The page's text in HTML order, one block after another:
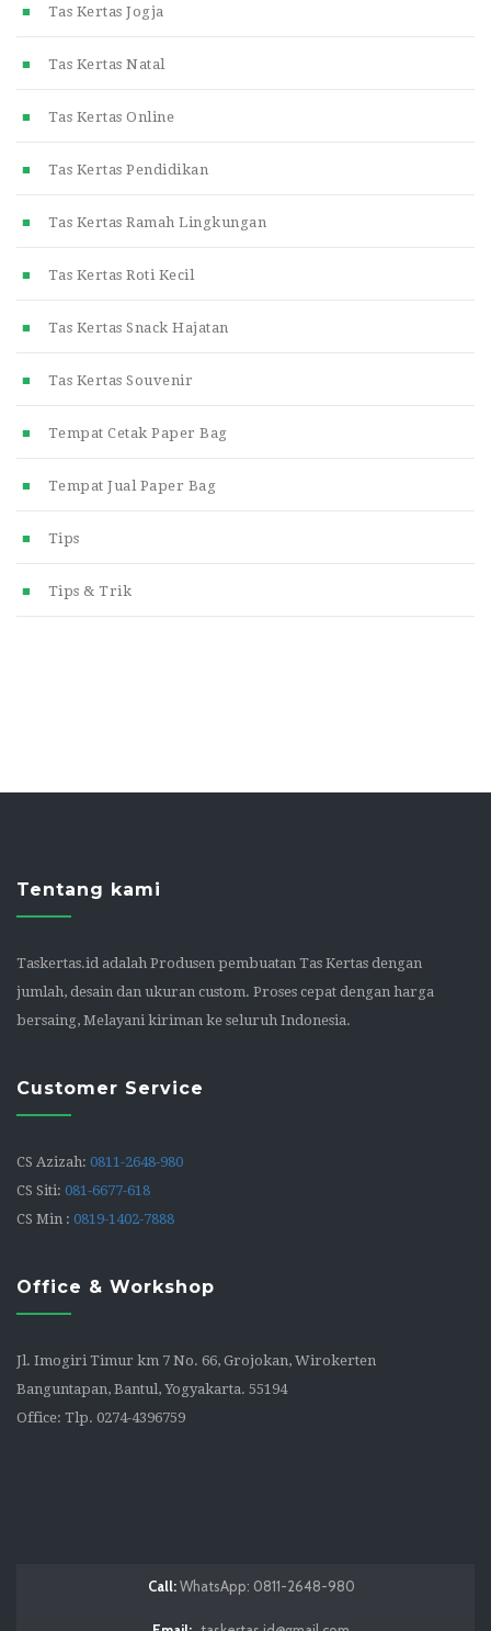
Tas Kertas Jogja
Tas Kertas Natal
Tas Kertas Online
Tas Kertas Pendidikan
Tas Kertas Ramah Lingkungan
Tas Kertas Roti Kecil
Tas Kertas Snack Hajatan
Tas Kertas Souvenir
Tempat Cetak Paper Bag
Tempat Jual Paper Bag
Tips
Tips & Trik
Tentang kami
Taskertas.id adalah Produsen pembuatan Tas Kertas dengan
jumlah, desain dan ukuran custom. Proses cepat dengan harga
bersaing, Melayani kiriman ke seluruh Indonesia.
Customer Service
CS Azizah: 0811-2648-980
CS Siti: 081-6677-618
CS Min : 0819-1402-7888
Office & Workshop
Jl. Imogiri Timur km 7 No. 66, Grojokan, Wirokerten
Banguntapan, Bantul, Yogyakarta. 55194
Office: Tlp. 0274-4396759
Call:WhatsApp: 0811-2648-980